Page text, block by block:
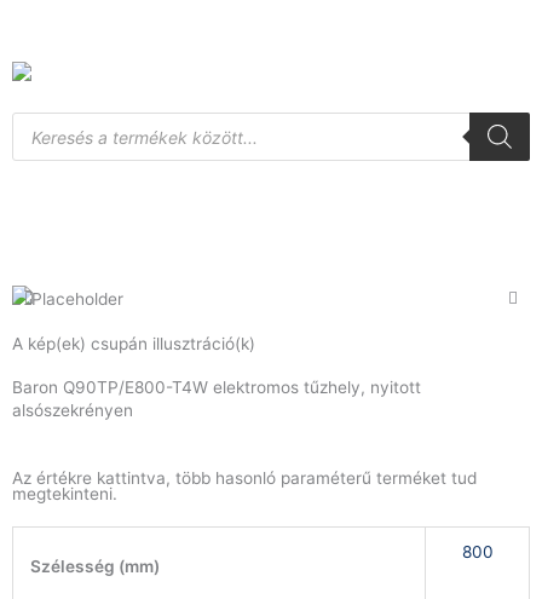
content
Products
search
A kép(ek) csupán illusztráció(k)
Baron Q90TP/E800-T4W elektromos tűzhely, nyitott
alsószekrényen
Az értékre kattintva, több hasonló paraméterű terméket tud
megtekinteni.
Szélesség (mm)
800